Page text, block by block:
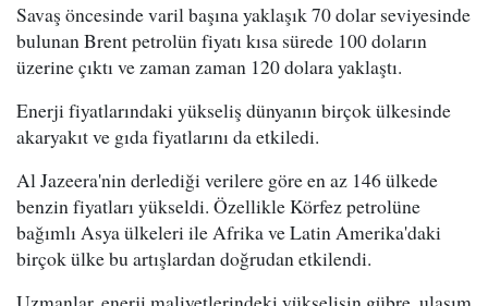
Savaş öncesinde varil başına yaklaşık 70 dolar seviyesinde
bulunan Brent petrolün fiyatı kısa sürede 100 doların
üzerine çıktı ve zaman zaman 120 dolara yaklaştı.
Enerji fiyatlarındaki yükseliş dünyanın birçok ülkesinde
akaryakıt ve gıda fiyatlarını da etkiledi.
Al Jazeera'nin derlediği verilere göre en az 146 ülkede
benzin fiyatları yükseldi. Özellikle Körfez petrolüne
bağımlı Asya ülkeleri ile Afrika ve Latin Amerika'daki
birçok ülke bu artışlardan doğrudan etkilendi.